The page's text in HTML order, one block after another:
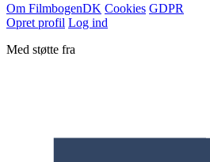
Om FilmbogenDK Cookies GDPR
Opret profil Log ind
Med støtte fra